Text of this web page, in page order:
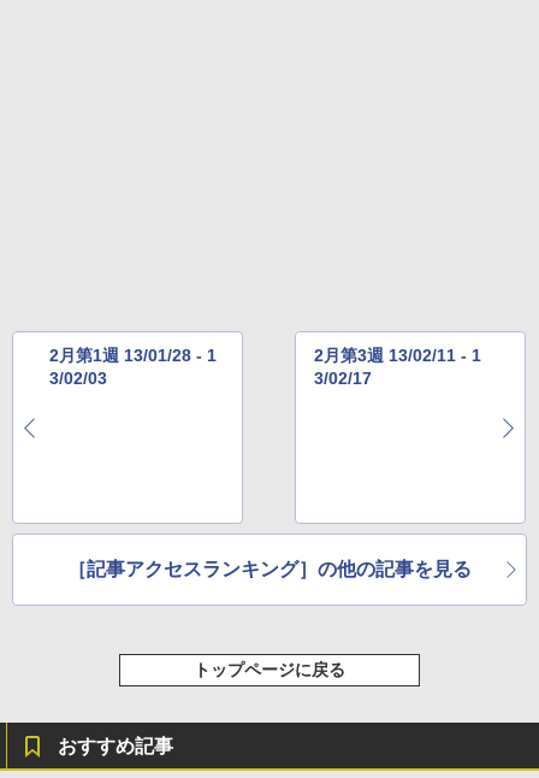
2月第1週 13/01/28 - 1
3/02/03
2月第3週 13/02/11 - 1
3/02/17
［記事アクセスランキング］の他の記事を見る
トップページに戻る
おすすめ記事